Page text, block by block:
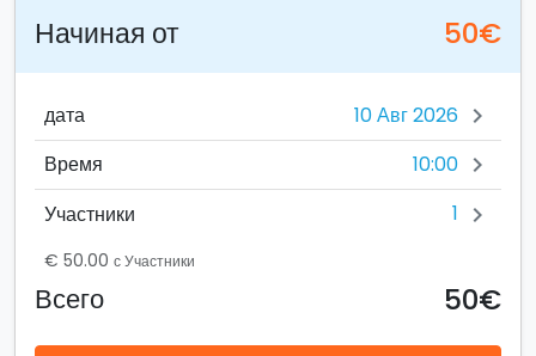
Начиная от 50€
дата chevron_right
Время 10:00 chevron_right
Участники 1 chevron_right
€ 50.00 с Участники
Всего 50€